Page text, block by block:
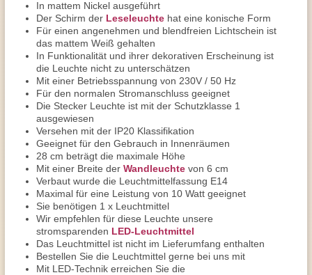
In mattem Nickel ausgeführt
Der Schirm der Leseleuchte hat eine konische Form
Für einen angenehmen und blendfreien Lichtschein ist
das mattem Weiß gehalten
In Funktionalität und ihrer dekorativen Erscheinung ist
die Leuchte nicht zu unterschätzen
Mit einer Betriebsspannung von 230V / 50 Hz
Für den normalen Stromanschluss geeignet
Die Stecker Leuchte ist mit der Schutzklasse 1
ausgewiesen
Versehen mit der IP20 Klassifikation
Geeignet für den Gebrauch in Innenräumen
28 cm beträgt die maximale Höhe
Mit einer Breite der Wandleuchte von 6 cm
Verbaut wurde die Leuchtmittelfassung E14
Maximal für eine Leistung von 10 Watt geeignet
Sie benötigen 1 x Leuchtmittel
Wir empfehlen für diese Leuchte unsere
stromsparenden LED-Leuchtmittel
Das Leuchtmittel ist nicht im Lieferumfang enthalten
Bestellen Sie die Leuchtmittel gerne bei uns mit
Mit LED-Technik erreichen Sie die